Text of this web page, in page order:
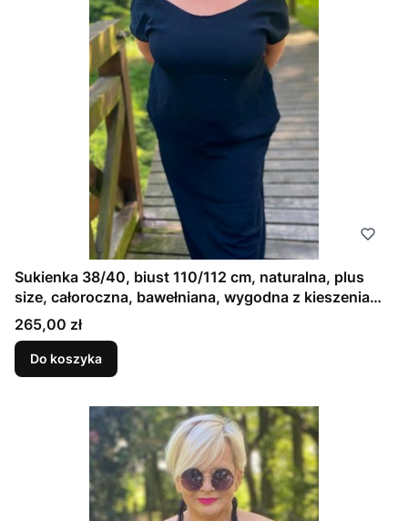
Sukienka 38/40, biust 110/112 cm, naturalna, plus
size, całoroczna, bawełniana, wygodna z kieszeniami,
z pogłębionym dekoltem z tyłu i przodu,
ELASTYCZNA DRESÓWKA CZARNA
Cena
265,00 zł
Do koszyka